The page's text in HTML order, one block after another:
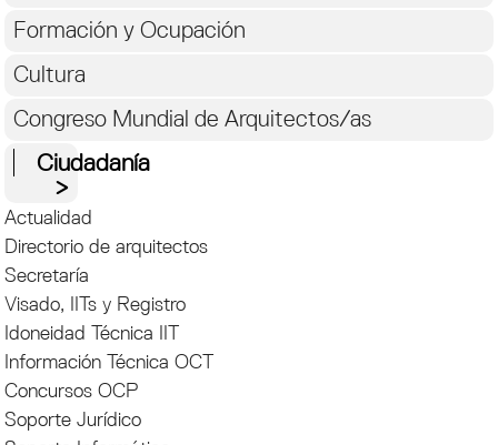
Formación y Ocupación
Cultura
Congreso Mundial de Arquitectos/as
Ciudadanía
Actualidad
Directorio de arquitectos
Secretaría
Visado, IITs y Registro
Idoneidad Técnica IIT
Información Técnica OCT
Concursos OCP
Soporte Jurídico